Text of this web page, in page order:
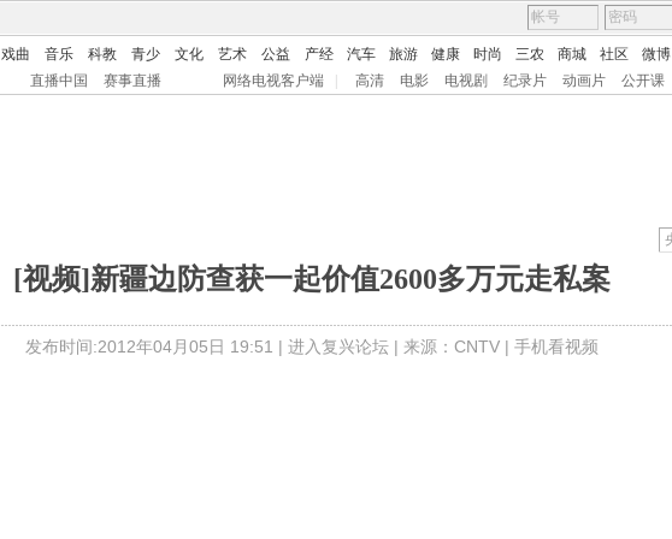
戏曲 音乐 科教 青少 文化 艺术 公益 产经 汽车 旅游 健康 时尚 三农 商城 社区 微博
直播中国 赛事直播 网络电视客户端 高清 电影 电视剧 纪录片 动画片 公开课
[视频]新疆边防查获一起价值2600多万元走私案
发布时间:2012年04月05日 19:51 | 进入复兴论坛 | 来源：CNTV | 手机看视频